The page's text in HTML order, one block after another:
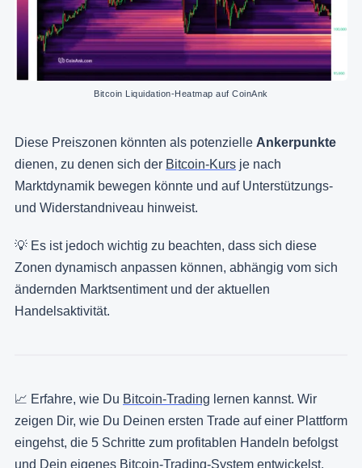
Bitcoin Liquidation-Heatmap auf CoinAnk
Diese Preiszonen könnten als potenzielle Ankerpunkte
dienen, zu denen sich der Bitcoin-Kurs je nach
Marktdynamik bewegen könnte und auf Unterstützungs-
und Widerstandniveau hinweist.
💡 Es ist jedoch wichtig zu beachten, dass sich diese
Zonen dynamisch anpassen können, abhängig vom sich
ändernden Marktsentiment und der aktuellen
Handelsaktivität.
📈 Erfahre, wie Du Bitcoin-Trading lernen kannst. Wir
zeigen Dir, wie Du Deinen ersten Trade auf einer Plattform
eingehst, die 5 Schritte zum profitablen Handeln befolgst
und Dein eigenes Bitcoin-Trading-System entwickelst.